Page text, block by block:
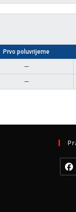
Prvo poluvrijeme
—
—